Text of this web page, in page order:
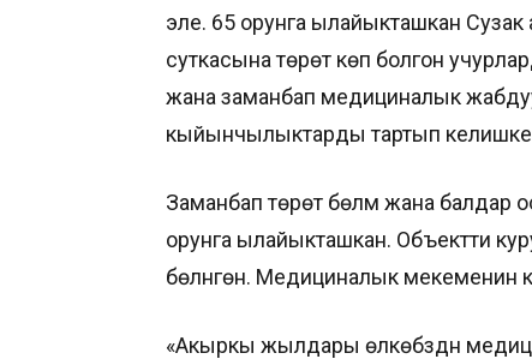
эле. 65 орунга ылайыкташкан Сузак
суткасына төрөт көп болгон
жана заманбап медициналык
кыйынчылыктарды тартып
Заманбап төрөт бөлүмү жана балдар
орунга ылайыкташкан. Объектти
бөлүнгөн. Медициналык мекеменин
«Акыркы жылдары өлкөбүздүн